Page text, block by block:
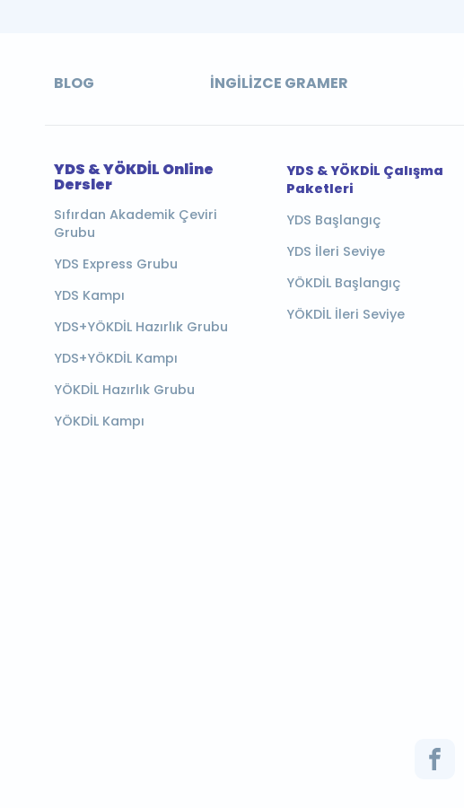
BLOG İNGILIZCE GRAMER
YDS & YÖKDİL Online
Dersler
Sıfırdan Akademik Çeviri
Grubu
YDS Express Grubu
YDS Kampı
YDS+YÖKDİL Hazırlık Grubu
YDS+YÖKDİL Kampı
YÖKDİL Hazırlık Grubu
YÖKDİL Kampı
YDS & YÖKDİL Çalışma
Paketleri
YDS Başlangıç
YDS İleri Seviye
YÖKDİL Başlangıç
YÖKDİL İleri Seviye